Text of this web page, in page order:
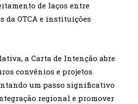
de laços entre
da OTCA e instituições
a Carta de Intenção abre
convênios e projetos
um passo significativo
regional e promover